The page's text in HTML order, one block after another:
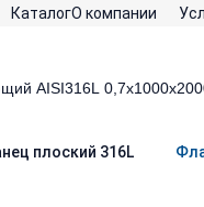
КаталогО компании
плоский 316L